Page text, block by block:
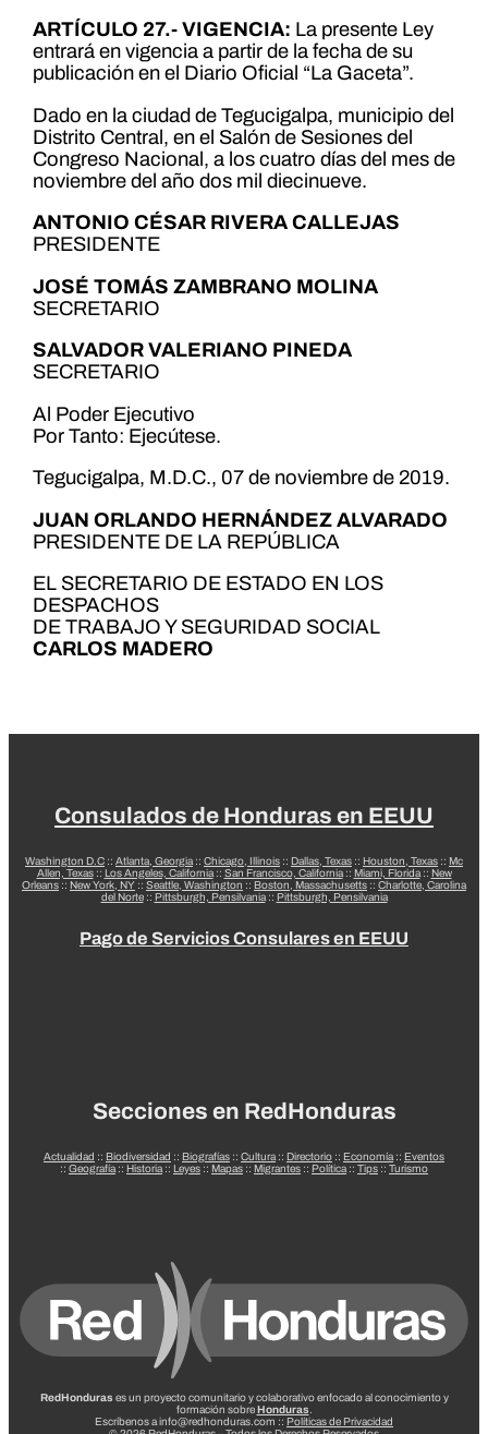
ARTÍCULO 27.- VIGENCIA: La presente Ley
entrará en vigencia a partir de la fecha de su
publicación en el Diario Oficial “La Gaceta”.
Dado en la ciudad de Tegucigalpa, municipio del
Distrito Central, en el Salón de Sesiones del
Congreso Nacional, a los cuatro días del mes de
noviembre del año dos mil diecinueve.
ANTONIO CÉSAR RIVERA CALLEJAS
PRESIDENTE
JOSÉ TOMÁS ZAMBRANO MOLINA
SECRETARIO
SALVADOR VALERIANO PINEDA
SECRETARIO
Al Poder Ejecutivo
Por Tanto: Ejecútese.
Tegucigalpa, M.D.C., 07 de noviembre de 2019.
JUAN ORLANDO HERNÁNDEZ ALVARADO
PRESIDENTE DE LA REPÚBLICA
EL SECRETARIO DE ESTADO EN LOS
DESPACHOS
DE TRABAJO Y SEGURIDAD SOCIAL
CARLOS MADERO
Consulados de Honduras en EEUU
Washington D.C :: Atlanta, Georgia:: Chicago, Illinois :: Dallas, Texas :: Houston, Texas :: Mc
Allen, Texas:: Los Angeles, California:: San Francisco, California:: Miami, Florida:: New
Orleans :: New York, NY :: Seattle, Washington :: Boston, Massachusetts :: Charlotte, Carolina
del Norte:: Pittsburgh, Pensilvania:: Pittsburgh, Pensilvania
Pago de Servicios Consulares en EEUU
Secciones en RedHonduras
Actualidad :: Biodiversidad :: Biografías :: Cultura :: Directorio :: Economía :: Eventos
:: Geografía :: Historia :: Leyes :: Mapas :: Migrantes :: Política :: Tips :: Turismo
RedHonduras es un proyecto comunitario y colaborativo enfocado al conocimiento y
formación sobreHonduras.
Escríbenos a info@redhonduras.com :: Políticas de Privacidad